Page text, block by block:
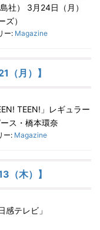
社） 3月24日（月）
）
ー: Magazine
月）】
TEEN!」レギュラー
ス・橋本環奈
ー: Magazine
木）】
テレビ」